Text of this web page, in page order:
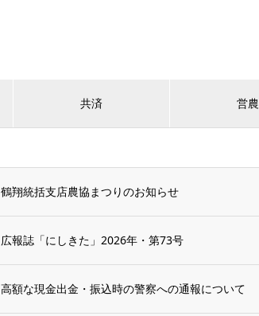
共済 営農
鶴翔統括支店農協まつりのお知らせ
広報誌「にしきた」2026年・第73号
高額な現金出金・振込時の警察への通報について